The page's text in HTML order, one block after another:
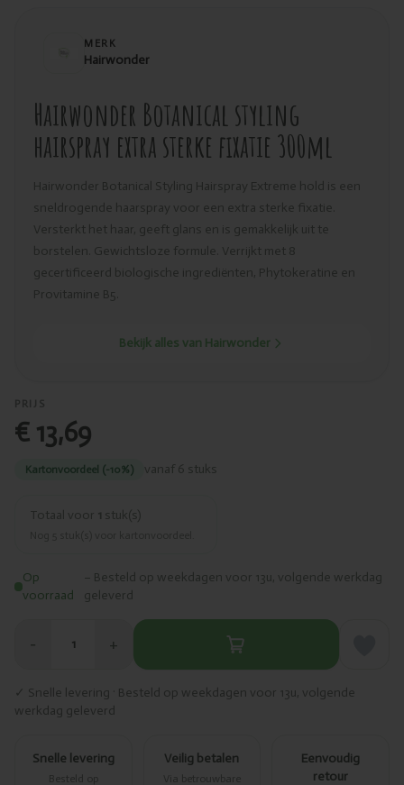
MERK
Hairwonder
Hairwonder Botanical styling
hairspray extra sterke fixatie 300ml
Hairwonder Botanical Styling Hairspray Extreme hold is een
sneldrogende haarspray voor een extra sterke fixatie.
Versterkt het haar, geeft glans en is gemakkelijk uit te
borstelen. Gewichtsloze formule. Verrijkt met 8
gecertificeerd biologische ingrediënten, Phytokeratine en
Provitamine B5.
Bekijk alles van Hairwonder
PRIJS
€ 13,69
Kartonvoordeel (-10%) vanaf 6 stuks
Totaal voor 1 stuk(s)
Op
voorraad
– Besteld op weekdagen voor 13u, volgende werkdag
geleverd
− 1 +
✓ Snelle levering · Besteld op weekdagen voor 13u, volgende
werkdag geleverd
Snelle levering
Besteld op
Veilig betalen
Via betrouwbare
Eenvoudig
retour